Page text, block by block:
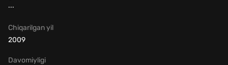
...
Chiqarilgan yil
2009
Davomiyligi